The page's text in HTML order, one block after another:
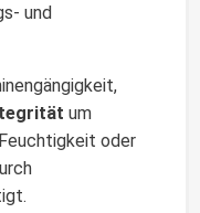
und
um
oder